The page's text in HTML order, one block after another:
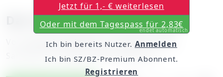
Das Fachwissen ist gefragt
unserem Redakteur Philipp Hamann
Samstag, 02. August 2008, 00:00 Uhr
Jetzt für 1,- € weiterlesen
Oder mit dem Tagespass für 2,83€
endet automatisch
Ich bin bereits Nutzer. Anmelden
Ich bin SZ/BZ-Premium Abonnent.
Registrieren